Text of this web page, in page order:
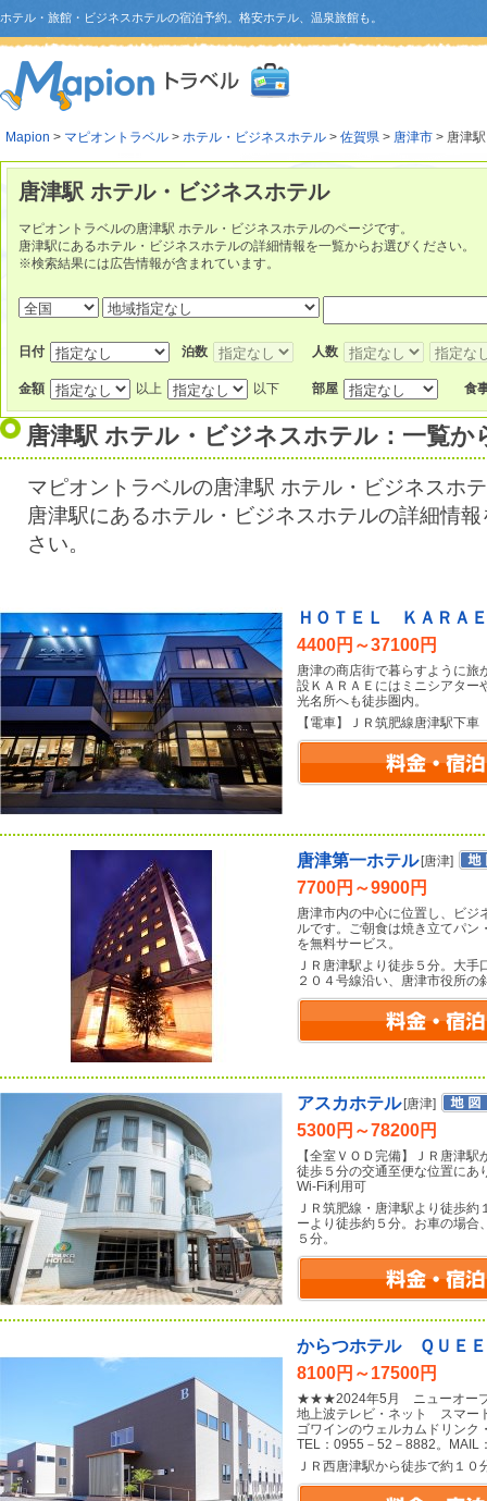
ホテル・旅館・ビジネスホテルの宿泊予約。格安ホテル、温泉旅館も。
Mapion > マピオントラベル > ホテル・ビジネスホテル > 佐賀県 > 唐津市 > 唐津駅
唐津駅 ホテル・ビジネスホテル
マピオントラベルの唐津駅 ホテル・ビジネスホテルのページです。
唐津駅にあるホテル・ビジネスホテルの詳細情報を一覧からお選びください。
※検索結果には広告情報が含まれています。
日付 泊数 人数
金額 以上 以下 部屋 食
唐津駅 ホテル・ビジネスホテル：一覧か
マピオントラベルの唐津駅 ホテル・ビジネスホ
唐津駅にあるホテル・ビジネスホテルの詳細情
さい。
ＨＯＴＥＬ ＫＡＲＡＥ
4400円～37100円
唐津の商店街で暮らすように旅
設ＫＡＲＡＥにはミニシアター
光名所へも徒歩圏内。
【電車】ＪＲ筑肥線唐津駅下
唐津第一ホテル [唐津]
7700円～9900円
唐津市内の中心に位置し、ビジ
ルです。ご朝食は焼き立てパン
を無料サービス。
ＪＲ唐津駅より徒歩５分。大
２０４号線沿い、唐津市役所の
アスカホテル [唐津]
5300円～78200円
【全室ＶＯＤ完備】ＪＲ唐津
徒歩５分の交通至便な位置にあ
Wi-Fi利用可
ＪＲ筑肥線・唐津駅より徒歩
ーより徒歩約５分。お車の場合
５分。
からつホテル ＱＵＥ
8100円～17500円
★★★2024年5月 ニューオープ
地上波テレビ・ネット スマー
ゴワインのウェルカムドリン
TEL：0955－52－8882。MAIL
ＪＲ西唐津駅から徒歩で約１０